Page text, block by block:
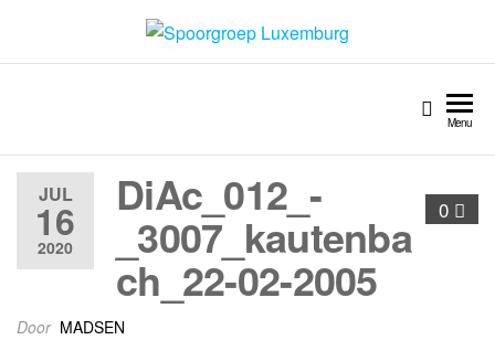
Spoorgroep Luxemburg
Menu
JUL
16
2020
0
DiAc_012_-
_3007_kautenba
ch_22-02-2005
Door MADSEN